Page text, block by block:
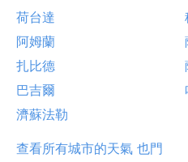
荷台達
阿姆蘭
扎比德
巴吉爾
濟蘇法勒
查看所有城市的天氣 也門